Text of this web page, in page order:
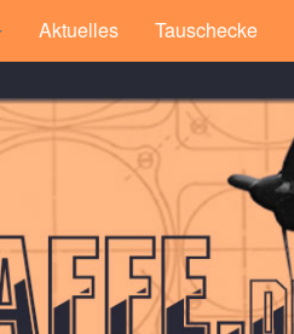
Aktuelles Tauschecke